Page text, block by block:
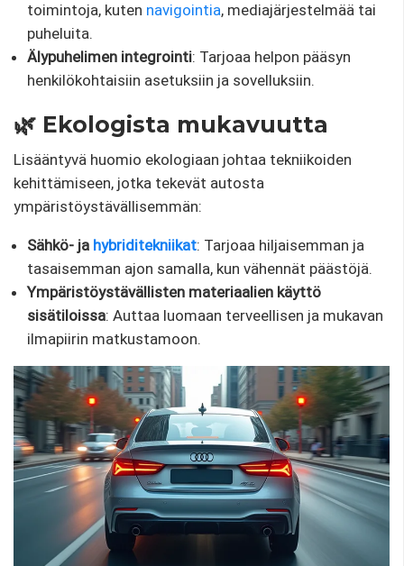
toimintoja, kuten navigointia, mediajärjestelmää tai
puheluita.
Älypuhelimen integrointi: Tarjoaa helpon pääsyn
henkilökohtaisiin asetuksiin ja sovelluksiin.
🌿 Ekologista mukavuutta
Lisääntyvä huomio ekologiaan johtaa tekniikoiden
kehittämiseen, jotka tekevät autosta
ympäristöystävällisemmän:
Sähkö- ja hybriditekniikat: Tarjoaa hiljaisemman ja
tasaisemman ajon samalla, kun vähennät päästöjä.
Ympäristöystävällisten materiaalien käyttö
sisätiloissa: Auttaa luomaan terveellisen ja mukavan
ilmapiirin matkustamoon.